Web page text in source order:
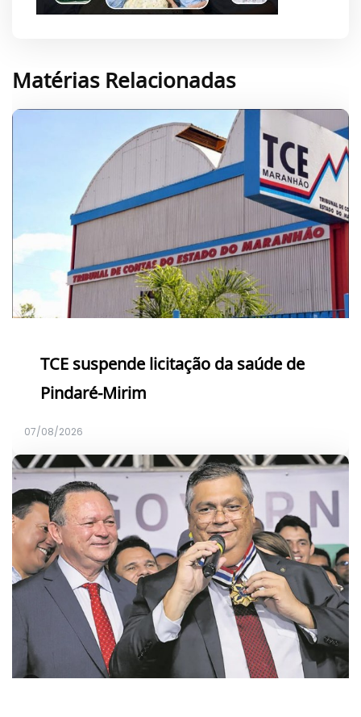
Matérias Relacionadas
TCE suspende licitação da saúde de
Pindaré-Mirim
07/08/2026